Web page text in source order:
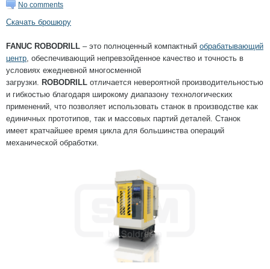
No comments
Скачать брошюру
FANUC ROBODRILL – это полноценный компактный обрабатывающий
центр, обеспечивающий непревзойденное качество и точность в
условиях ежедневной многосменной
загрузки. ROBODRILL отличается невероятной производительностью
и гибкостью благодаря широкому диапазону технологических
применений, что позволяет использовать станок в производстве как
единичных прототипов, так и массовых партий деталей. Станок
имеет кратчайшее время цикла для большинства операций
механической обработки.